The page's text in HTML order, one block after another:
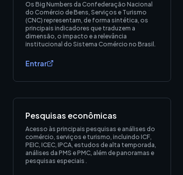
Os Big Numbers da Confederação Nacional
do Comércio de Bens, Serviços e Turismo
(CNC) representam, de forma sintética, os
principais indicadores que traduzem a
dimensão, o impacto e a relevância
institucional do Sistema Comércio no Brasil.
Entrar
Pesquisas econômicas
Acesso às principais pesquisas e análises do
comércio, serviços e turismo, incluindo ICF,
PEIC, ICEC, IPCA, estudos de alta temporada,
análises da PMS e PMC, além de panoramas e
pesquisas especiais .